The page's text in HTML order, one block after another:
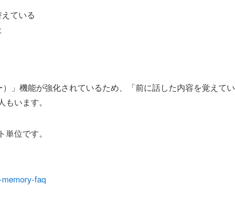
ている
」機能が強化されているため、「前に話した内容を覚えてい
います。
位です。
faq